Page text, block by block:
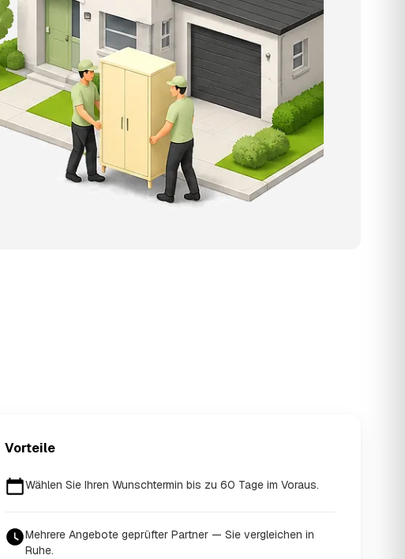
Vorteile
Wählen Sie Ihren Wunschtermin bis zu 60 Tage im Voraus.
Mehrere Angebote geprüfter Partner — Sie vergleichen in
Ruhe.